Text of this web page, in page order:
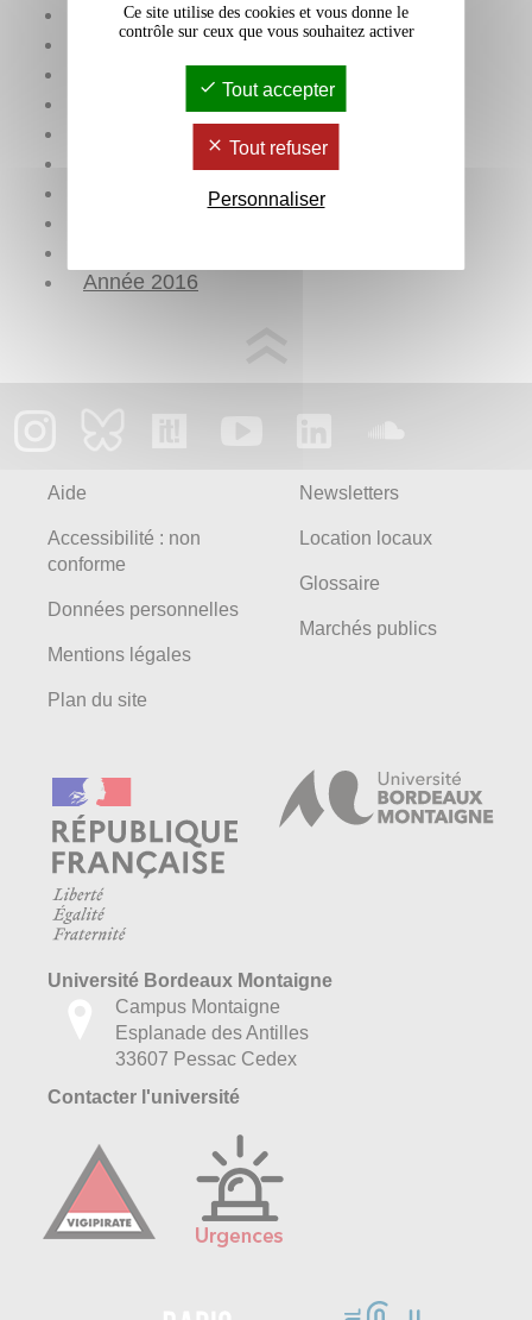
Année 2025
Année 2024
Année 2023
Année 2016
Aide
Accessibilité : non
conforme
Données personnelles
Mentions légales
Plan du site
Newsletters
Location locaux
Glossaire
Marchés publics
Université Bordeaux Montaigne
Campus Montaigne
Esplanade des Antilles
33607 Pessac Cedex
Contacter l'université
Ce site utilise des cookies et vous donne le
contrôle sur ceux que vous souhaitez activer
Tout accepter
Tout refuser
Personnaliser